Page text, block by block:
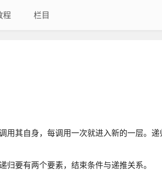
程 栏目
其自身，每调用一次就进入新的一层。
要有两个要素，结束条件与递推关系。